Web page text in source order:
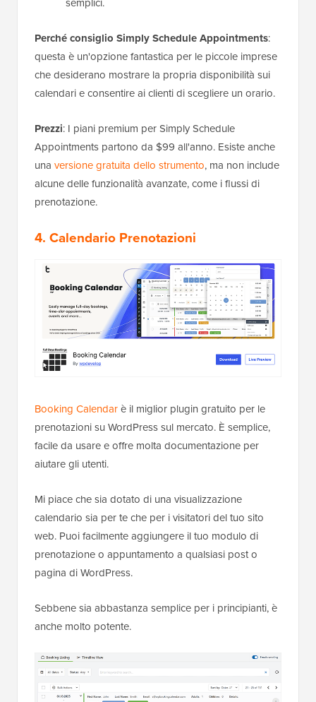
Perché consiglio Simply Schedule Appointments:
questa è un'opzione fantastica per le piccole imprese
che desiderano mostrare la propria disponibilità sui
calendari e consentire ai clienti di scegliere un orario.
Prezzi: I piani premium per Simply Schedule
Appointments partono da $99 all'anno. Esiste anche
una versione gratuita dello strumento, ma non include
alcune delle funzionalità avanzate, come i flussi di
prenotazione.
4. Calendario Prenotazioni
Booking Calendarè il miglior plugin gratuito per le
prenotazioni su WordPress sul mercato. È semplice,
facile da usare e offre molta documentazione per
aiutare gli utenti.
Mi piace che sia dotato di una visualizzazione
calendario sia per te che per i visitatori del tuo sito
web. Puoi facilmente aggiungere il tuo modulo di
prenotazione o appuntamento a qualsiasi post o
pagina di WordPress.
Sebbene sia abbastanza semplice per i principianti, è
anche molto potente.